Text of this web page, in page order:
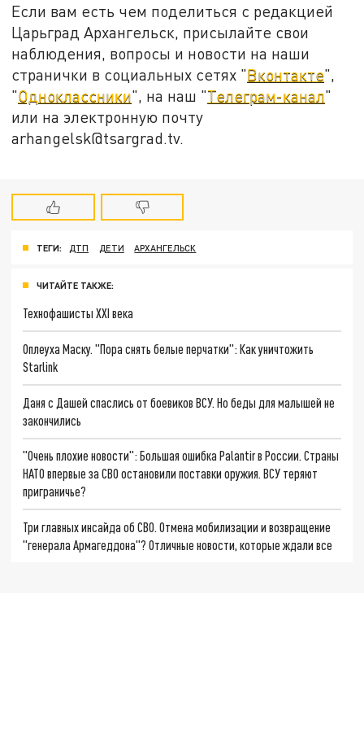
Если вам есть чем поделиться с редакцией
Царьград Архангельск, присылайте свои
наблюдения, вопросы и новости на наши
странички в социальных сетях "Вконтакте",
"Одноклассники", на наш "Телеграм-канал"
или на электронную почту
arhangelsk@tsargrad.tv.
ТЕГИ: ДТП ДЕТИ АРХАНГЕЛЬСК
ЧИТАЙТЕ ТАКЖЕ:
Технофашисты XXI века
Оплеуха Маску. "Пора снять белые перчатки": Как уничтожить
Starlink
Даня с Дашей спаслись от боевиков ВСУ. Но беды для малышей не
закончились
"Очень плохие новости": Большая ошибка Palantir в России. Страны
НАТО впервые за СВО остановили поставки оружия. ВСУ теряют
приграничье?
Три главных инсайда об СВО. Отмена мобилизации и возвращение
"генерала Армагеддона"? Отличные новости, которые ждали все